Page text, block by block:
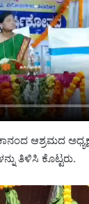
ಆಶ್ರಮದ
ತಿಳಿಸಿ ಕೊಟ್ಟರು.